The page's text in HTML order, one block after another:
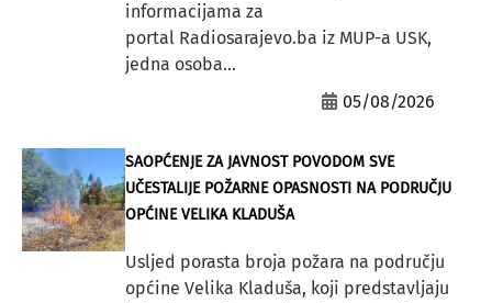
informacijama za
portal Radiosarajevo.ba iz MUP-a USK,
jedna osoba...
05/08/2026
SAOPĆENJE ZA JAVNOST POVODOM SVE
UČESTALIJE POŽARNE OPASNOSTI NA PODRUČJU
OPĆINE VELIKA KLADUŠA
Usljed porasta broja požara na području
općine Velika Kladuša, koji predstavljaju